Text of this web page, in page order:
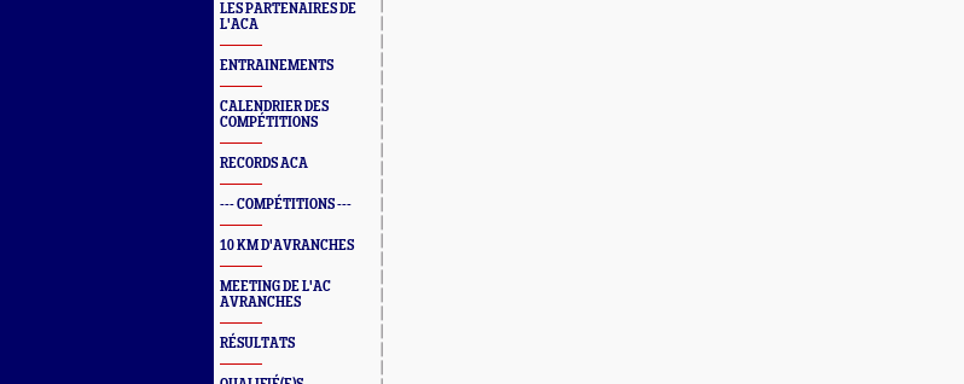
LES PARTENAIRES DE
L'ACA
ENTRAINEMENTS
CALENDRIER DES
COMPÉTITIONS
RECORDS ACA
--- COMPÉTITIONS ---
10 KM D'AVRANCHES
MEETING DE L'AC
AVRANCHES
RÉSULTATS